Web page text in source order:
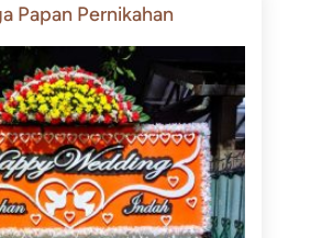
Papan Pernikahan